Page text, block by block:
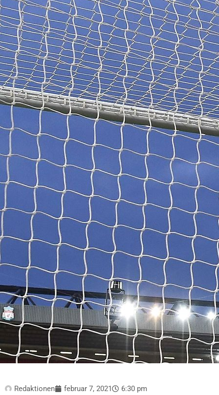
Redaktionen februar 7, 2021 6:30 pm